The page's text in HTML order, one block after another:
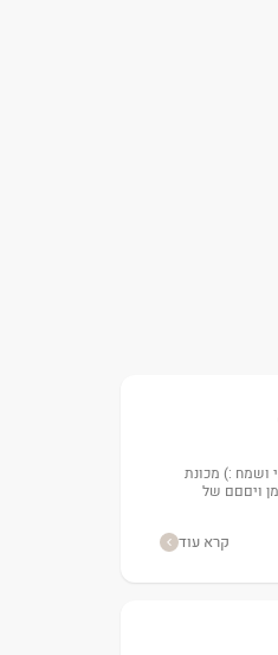
דיג'יי שגיב S בעסקה הכוללת, די ג'יי מקצועי ושמח :) מכונת
תופים על הבמה, עמדת חופה, ללא הגבלת זמן ויםםם של
קרא עוד